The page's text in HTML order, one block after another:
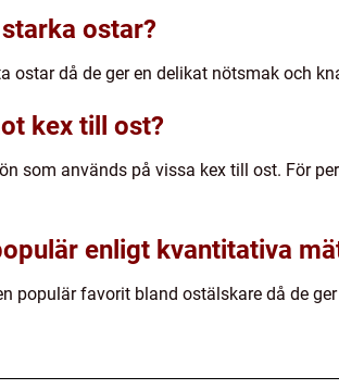
ostar?
ostar då de ger en delikat nötsmak och
kex till ost?
som används på vissa kex till ost. För
enligt kvantitativa
populär favorit bland ostälskare då de